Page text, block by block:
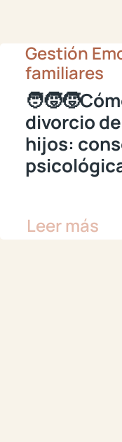
Gestión
familiares
divorcio
hijos:
Leer más